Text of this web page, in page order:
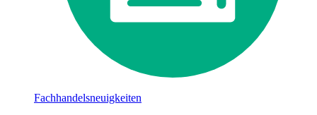
Fachhandelsneuigkeiten